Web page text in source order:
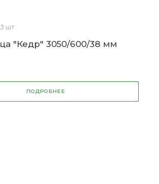
шт
"Кедр" 3050/600/38 мм
ПОДРОБНЕЕ